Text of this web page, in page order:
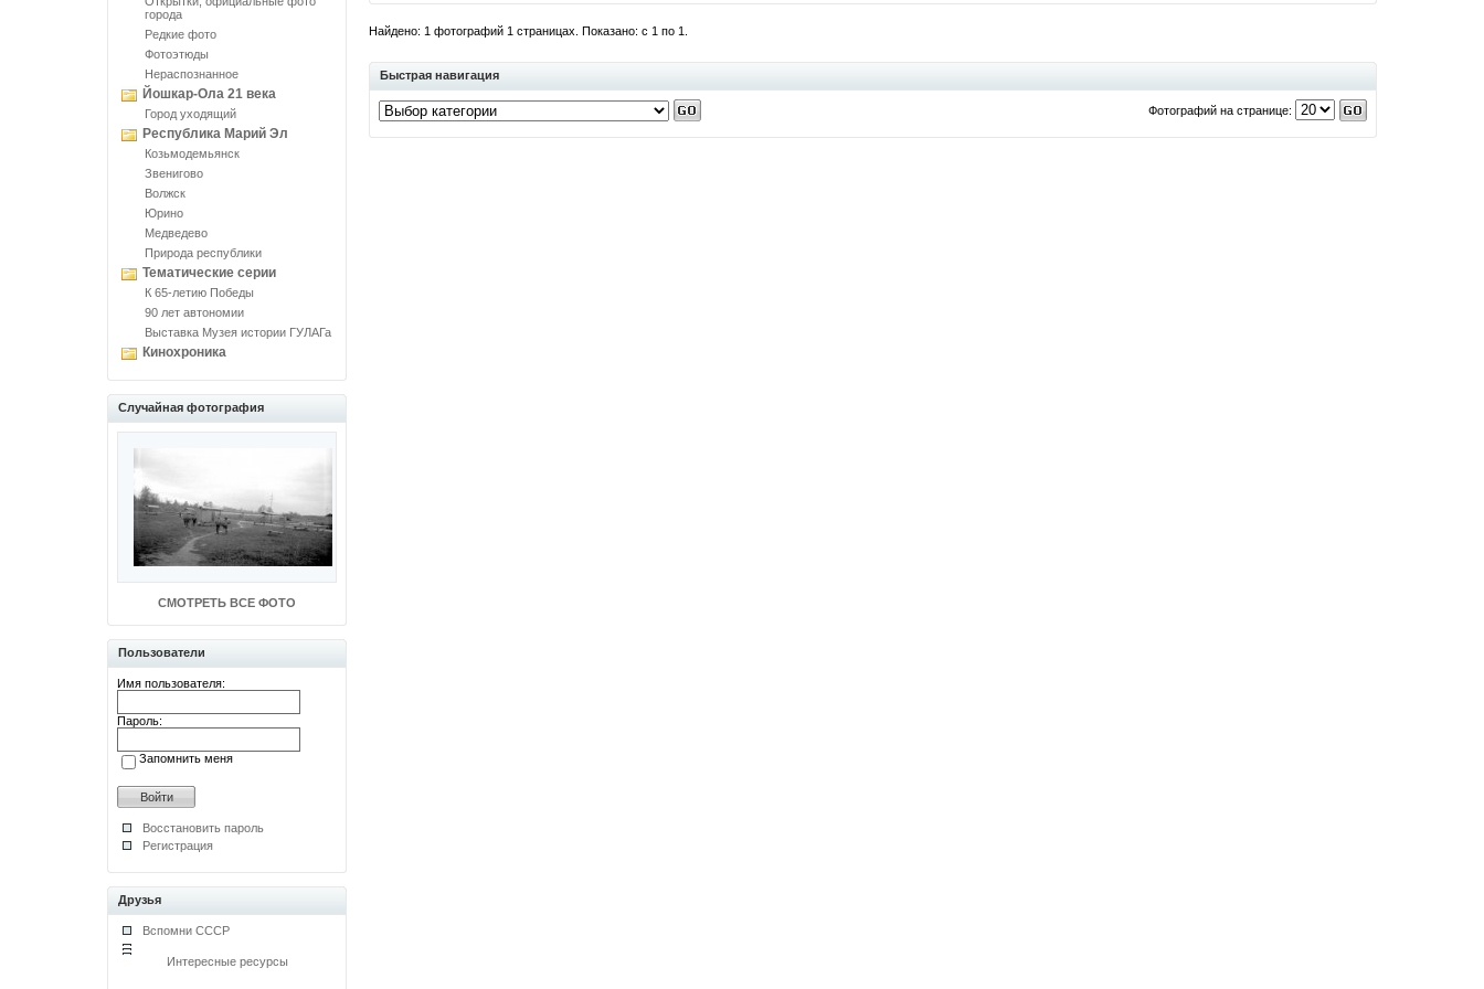
города
Редкие фото
Фотоэтюды
Нераспознанное
Йошкар-Ола 21 века
Город уходящий
Республика Марий Эл
Козьмодемьянск
Звенигово
Волжск
Юрино
Медведево
Природа республики
Тематические серии
К 65-летию Победы
90 лет автономии
Выставка Музея истории ГУЛАГа
Кинохроника
Случайная фотография
СМОТРЕТЬ ВСЕ ФОТО
Пользователи
Имя пользователя:
Пароль:
Запомнить меня
Восстановить пароль
Регистрация
Друзья
Вспомни СССР
Интересные ресурсы
Найдено: 1 фотографий 1 страницах. Показано: с 1 по 1.
Быстрая навигация
Фотографий на странице: